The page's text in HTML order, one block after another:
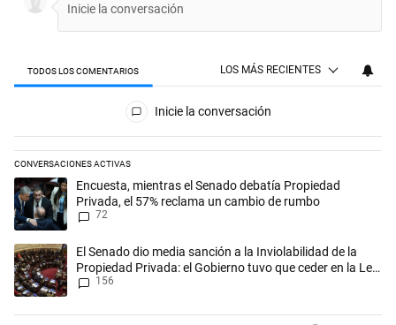
TODOS LOS COMENTARIOS LOS MÁS RECIENTES
Todos los comentarios
Inicie la conversación
CONVERSACIONES ACTIVAS
Este listado muestra los artículos con más comentarios en los
Un artículo de tendencia con el título "Encuesta, mientras el Senado
Encuesta, mientras el Senado debatía Propiedad
Privada, el 57% reclama un cambio de rumbo
72
Un artículo de tendencia con el título "El Senado dio media sanción a
El Senado dio media sanción a la Inviolabilidad de la
Propiedad Privada: el Gobierno tuvo que ceder en la Ley
del Manejo del Fuego
156